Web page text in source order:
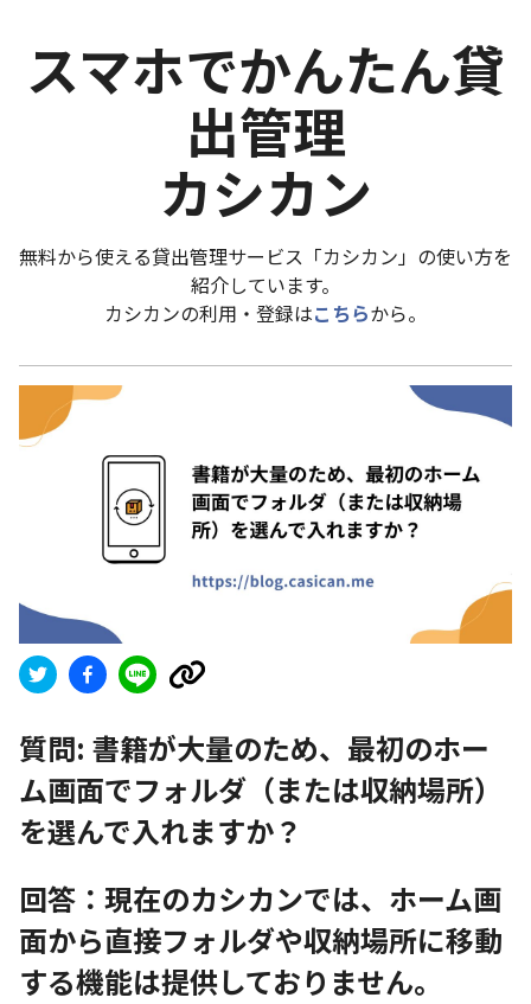
スマホでかんたん貸
出管理
カシカン
無料から使える貸出管理サービス「カシカン」の使い方を
紹介しています。
カシカンの利用・登録はこちらから。
質問: 書籍が大量のため、最初のホー
ム画面でフォルダ（または収納場所）
を選んで入れますか？
回答：現在のカシカンでは、ホーム画
面から直接フォルダや収納場所に移動
する機能は提供しておりません。